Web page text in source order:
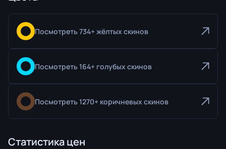
Посмотреть 734+ жёлтых скинов
Посмотреть 164+ голубых скинов
Посмотреть 1270+ коричневых скинов
Статистика цен